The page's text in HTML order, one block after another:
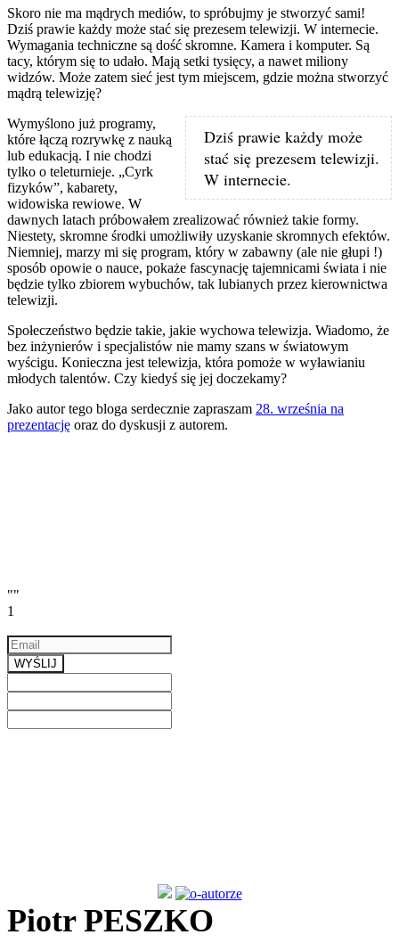
Skoro nie ma mądrych mediów, to spróbujmy je stworzyć sami!
Dziś prawie każdy może stać się prezesem telewizji. W internecie.
Wymagania techniczne są dość skromne. Kamera i komputer. Są
tacy, którym się to udało. Mają setki tysięcy, a nawet miliony
widzów. Może zatem sieć jest tym miejscem, gdzie można stworzyć
mądrą telewizję?
Dziś prawie każdy może
stać się prezesem telewizji.
W internecie.
Wymyślono już programy,
które łączą rozrywkę z nauką
lub edukacją. I nie chodzi
tylko o teleturnieje. „Cyrk
fizyków”, kabarety,
widowiska rewiowe. W
dawnych latach próbowałem zrealizować również takie formy.
Niestety, skromne środki umożliwiły uzyskanie skromnych efektów.
Niemniej, marzy mi się program, który w zabawny (ale nie głupi !)
sposób opowie o nauce, pokaże fascynację tajemnicami świata i nie
będzie tylko zbiorem wybuchów, tak lubianych przez kierownictwa
telewizji.
Społeczeństwo będzie takie, jakie wychowa telewizja. Wiadomo, że
bez inżynierów i specjalistów nie mamy szans w światowym
wyścigu. Konieczna jest telewizja, która pomoże w wyławianiu
młodych talentów. Czy kiedyś się jej doczekamy?
Jako autor tego bloga serdecznie zapraszam 28. września na
prezentację oraz do dyskusji z autorem.
""
1
WYŚLIJ
Piotr PESZKO